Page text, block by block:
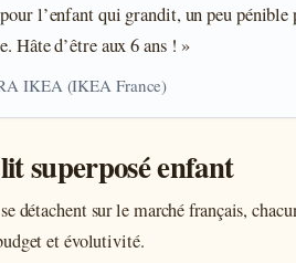
l’enfant qui grandit, un peu
Hâte d’être aux 6 ans ! »
IKEA (IKEA France)
superposé enfant
détachent sur le marché français,
et évolutivité.